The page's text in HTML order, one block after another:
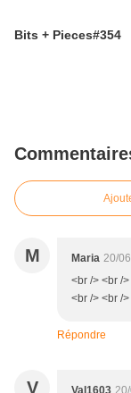
Bits + Pieces#354
M Maria 20/
<br /> <br /
<br /> <br /
Répondre
V Val1603